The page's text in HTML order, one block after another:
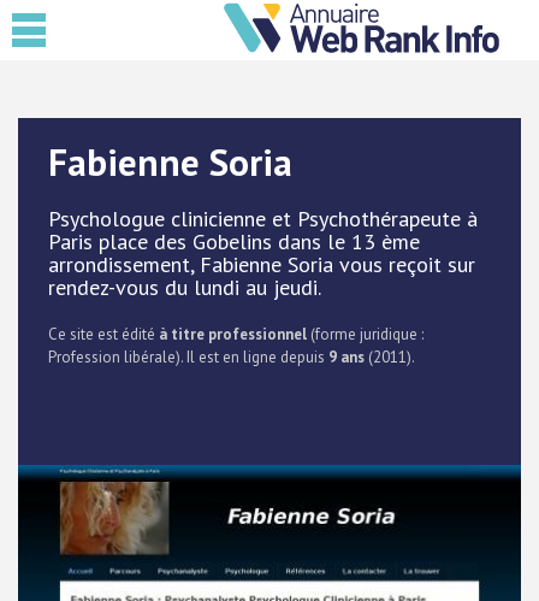
Fabienne Soria
Psychologue clinicienne et Psychothérapeute à
Paris place des Gobelins dans le 13 ème
arrondissement, Fabienne Soria vous reçoit sur
rendez-vous du lundi au jeudi.
Ce site est édité à titre professionnel (forme juridique :
Profession libérale). Il est en ligne depuis 9 ans (2011).